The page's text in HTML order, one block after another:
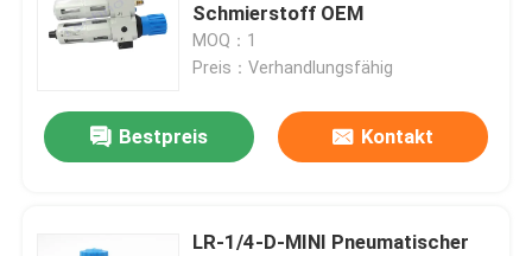
Schmierstoff OEM
MOQ：1
Preis：Verhandlungsfähig
Bestpreis Kontakt
LR-1/4-D-MINI Pneumatischer